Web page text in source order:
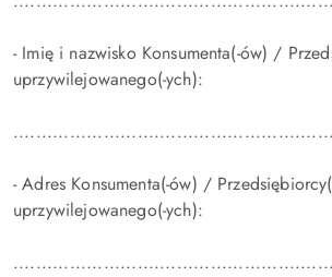
- Imię i nazwisko Konsumenta(-ów) /
uprzywilejowanego(-ych):
- Adres Konsumenta(-ów) /
uprzywilejowanego(-ych):